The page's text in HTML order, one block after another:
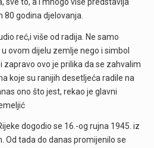
80 godina djelovanja.
reć,i više od radija. Ne samo
ovom dijelu zemlje nego i simbol
zapravo ovo je prilika da se zahvalim
koje su ranijih desetljeća radile na
ono što jest, rekao je glavni
dogodio se 16.-og rujna 1945. iz
Od tada do danas promijenilo se